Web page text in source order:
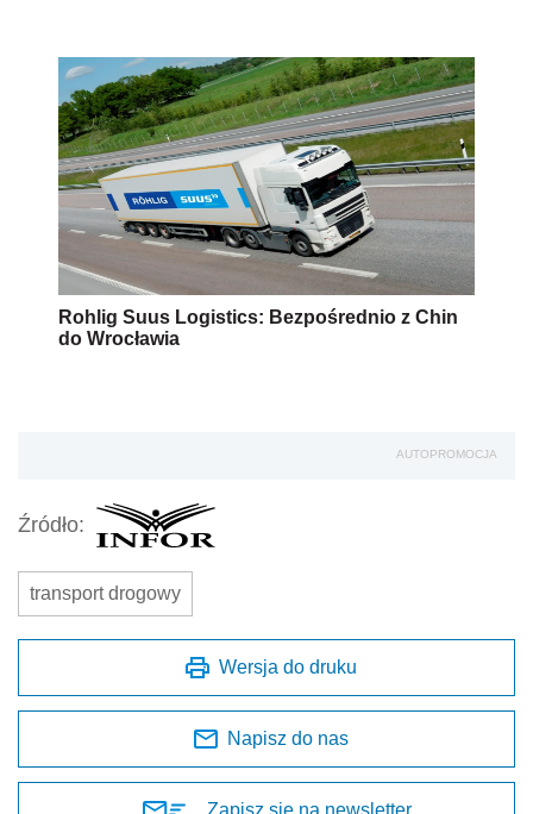
Rohlig Suus Logistics: Bezpośrednio z Chin
do Wrocławia
AUTOPROMOCJA
Źródło:
transport drogowy
Wersja do druku
Napisz do nas
Zapisz się na newsletter